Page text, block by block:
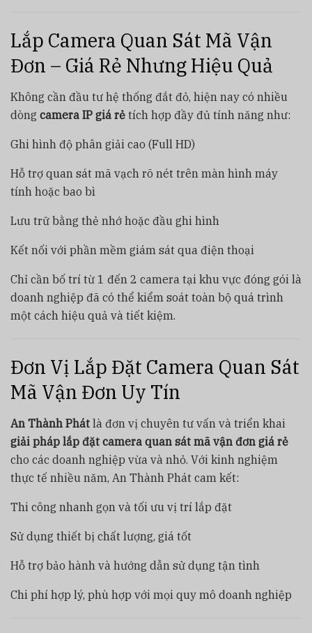
Lắp Camera Quan Sát Mã Vận
Đơn – Giá Rẻ Nhưng Hiệu Quả
Không cần đầu tư hệ thống đắt đỏ, hiện nay có nhiều
dòng camera IP giá rẻ tích hợp đầy đủ tính năng như:
Ghi hình độ phân giải cao (Full HD)
Hỗ trợ quan sát mã vạch rõ nét trên màn hình máy
tính hoặc bao bì
Lưu trữ bằng thẻ nhớ hoặc đầu ghi hình
Kết nối với phần mềm giám sát qua điện thoại
Chỉ cần bố trí từ 1 đến 2 camera tại khu vực đóng gói là
doanh nghiệp đã có thể kiểm soát toàn bộ quá trình
một cách hiệu quả và tiết kiệm.
Đơn Vị Lắp Đặt Camera Quan Sát
Mã Vận Đơn Uy Tín
An Thành Phát là đơn vị chuyên tư vấn và triển khai
giải pháp lắp đặt camera quan sát mã vận đơn giá rẻ
cho các doanh nghiệp vừa và nhỏ. Với kinh nghiệm
thực tế nhiều năm, An Thành Phát cam kết:
Thi công nhanh gọn và tối ưu vị trí lắp đặt
Sử dụng thiết bị chất lượng, giá tốt
Hỗ trợ bảo hành và hướng dẫn sử dụng tận tình
Chi phí hợp lý, phù hợp với mọi quy mô doanh nghiệp